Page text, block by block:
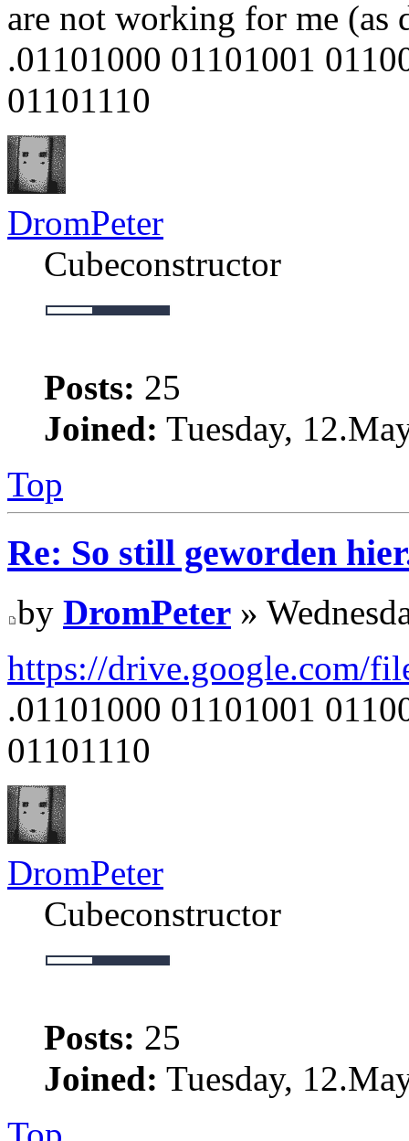
are not working for me (as
.01101000 01101001
01101110
DromPeter
Cubeconstructor
Posts: 25
Joined: Tuesday,
Top
Re: So still geworden
by DromPeter »
https://drive.google.com/
.01101000 01101001
01101110
DromPeter
Cubeconstructor
Posts: 25
Joined: Tuesday,